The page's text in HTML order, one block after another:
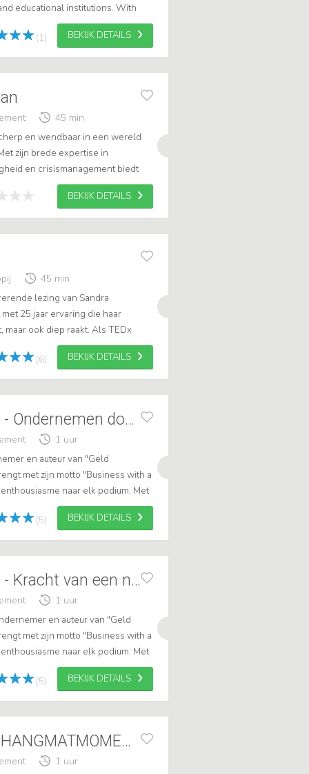
educational institutions. With
how you see mental health
(1) BEKIJK DETAILS
45 min
en wendbaar in een wereld
zijn brede expertise in
en crisismanagement biedt
inzichten die aansluiten bij de
BEKIJK DETAILS
45 min
lezing van Sandra
25 jaar ervaring die haar
ook diep raakt. Als TEDx
vrouwelijke ondernemer deelt
(6) BEKIJK DETAILS
Vincent Biekman - Ondernemen doe je zo!
1 uur
en auteur van "Geld
met zijn motto "Business with a
naar elk podium. Met
schoonzoon van Joop van den
(5) BEKIJK DETAILS
Vincent Biekman - Kracht van een netwerk
1 uur
en auteur van "Geld
met zijn motto "Business with a
naar elk podium. Met
schoonzoon van Joop van den ...
(5) BEKIJK DETAILS
Ramin Berwers - HANGMATMOMENTEN
1 uur